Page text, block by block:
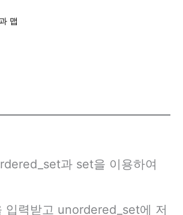
맵
과 set을 이용하여
입력받고 unordered_set에 저